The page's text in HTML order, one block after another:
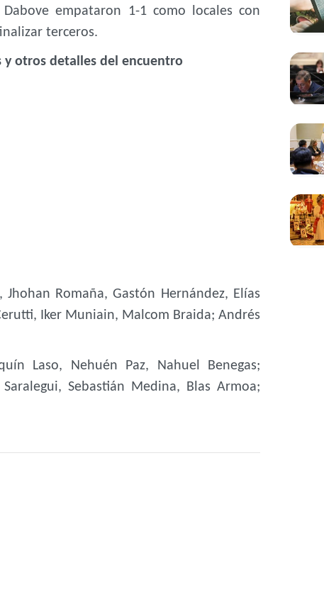
empataron 1-1 como locales con
terceros.
y otros detalles del encuentro
Romaña, Gastón Hernández, Elías
Iker Muniain, Malcom Braida; Andrés
Laso, Nehuén Paz, Nahuel Benegas;
Sebastián Medina, Blas Armoa;